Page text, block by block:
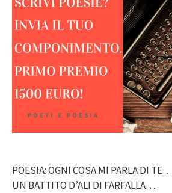
POESIA: OGNI COSA MI PARLA DI TE…
UN BATTITO D’ALI DI FARFALLA….